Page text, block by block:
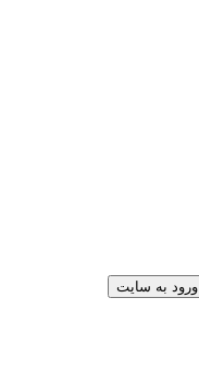
ورود به سایت